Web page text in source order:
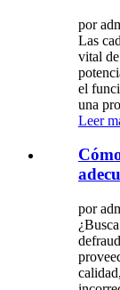
por
Las
vital
el
una
Leer
por